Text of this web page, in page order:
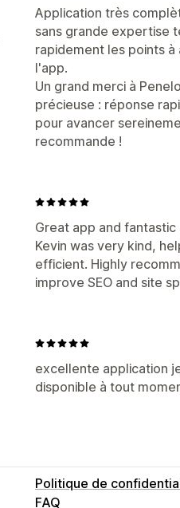
Application très
sans grande expertise
rapidement les points
l'app.
Un grand merci à
précieuse : réponse
pour avancer
recommande !
Great app and
Kevin was very kind,
efficient. Highly
improve SEO and site
excellente application
disponible à tout
Politique de
FAQ